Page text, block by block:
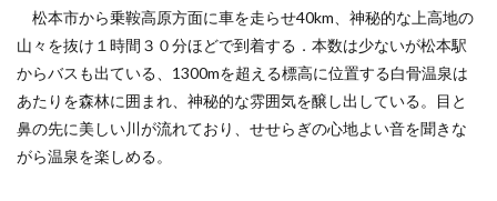
松本市から乗鞍高原方面に車を走らせ40km、神秘的な上高地の
山々を抜け１時間３０分ほどで到着する．本数は少ないが松本駅
からバスも出ている、1300mを超える標高に位置する白骨温泉は
あたりを森林に囲まれ、神秘的な雰囲気を醸し出している。目と
鼻の先に美しい川が流れており、せせらぎの心地よい音を聞きな
がら温泉を楽しめる。